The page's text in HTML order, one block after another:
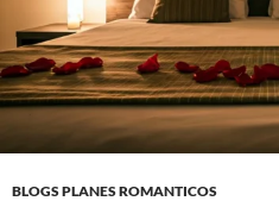
BLOGS PLANES ROMANTICOS